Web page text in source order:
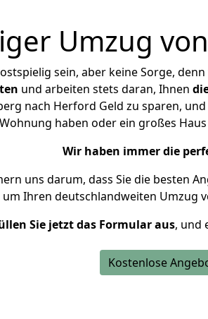
Umzug
sein, aber keine Sorge,
und arbeiten stets daran, Ihnen
nach Herford Geld zu sparen,
haben oder ein großes
Wir haben immer die
uns darum, dass Sie die besten
um Ihren deutschlandweiten Umzug
Sie jetzt das Formular aus, und
Kostenlose